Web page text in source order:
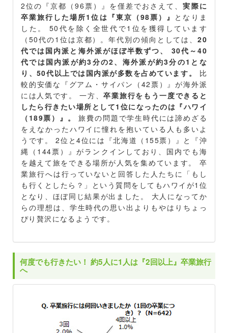
2位の『京都（96票）』を僅差でおさえて、実際に
卒業旅行した場所1位は『東京（98票）』 となりま
した。 50代を除く全世代で1位を獲得しています
（50代の1位は京都）。年代別の傾向としては、20
代では国内派と海外派がほぼ半数ずつ、 30代～40
代では国内派が約3分の2、海外派が約3分の1とな
り、50代以上では国内派が多数を占めています。 比
較的安価な『グアム・サイパン（42票）』が海外派
には人気です。 一方、卒業旅行をもう一度できると
したら行きたい場所として1位になったのは『ハワイ
（189票）』。旅費の問題で学生時代には諦めざる
をえなかったハワイに憧れを抱いている人も多いよ
うです。 2位と4位には『北海道（155票）』と『沖
縄（144票）』がランクインしており、国内でも海
を越えて旅をできる場所が人気を集めています。 卒
業旅行へは行っていないと回答した人たちに「もし
も行くとしたら？」という質問をしてもハワイが1位
となり、ほぼ同じ結果が出ました。 大人になってか
らの理想は、学生時代の思い出よりもやはりちょっ
ぴり贅沢になるようです。
何度でも行きたい！ 約5人に1人は『2回以上』卒業旅行
へ